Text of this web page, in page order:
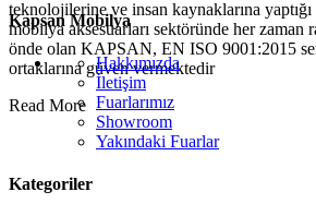
teknolojilerine ve insan kaynaklarına
mobilya aksesuarları sektöründe her zaman
önde olan KAPSAN, EN ISO 9001:2015
ortaklarına güven vermektedir
Read More
Kapsan Mobilya
Hakkımızda
İletişim
Fuarlarımız
Showroom
Yakındaki Fuarlar
Kategoriler